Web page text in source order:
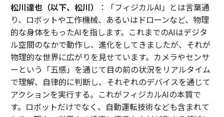
松川達也（以下、松川）
：「フィジカルAI」とは言葉通
り、ロボットや工作機械、あるいはドローンなど、物理
的な身体をもったAIを指します。これまでのAIはデジタ
ル空間のなかで動作し、進化をしてきましたが、それが
物理的な世界に広がりを見せています。カメラやセンサ
ーという「五感」を通じて目の前の状況をリアルタイム
で理解、自律的に判断し、それぞれのデバイスを通じて
アクションを実行する。これがフィジカルAIの本質で
す。ロボットだけでなく、自動運転技術なども含まれて